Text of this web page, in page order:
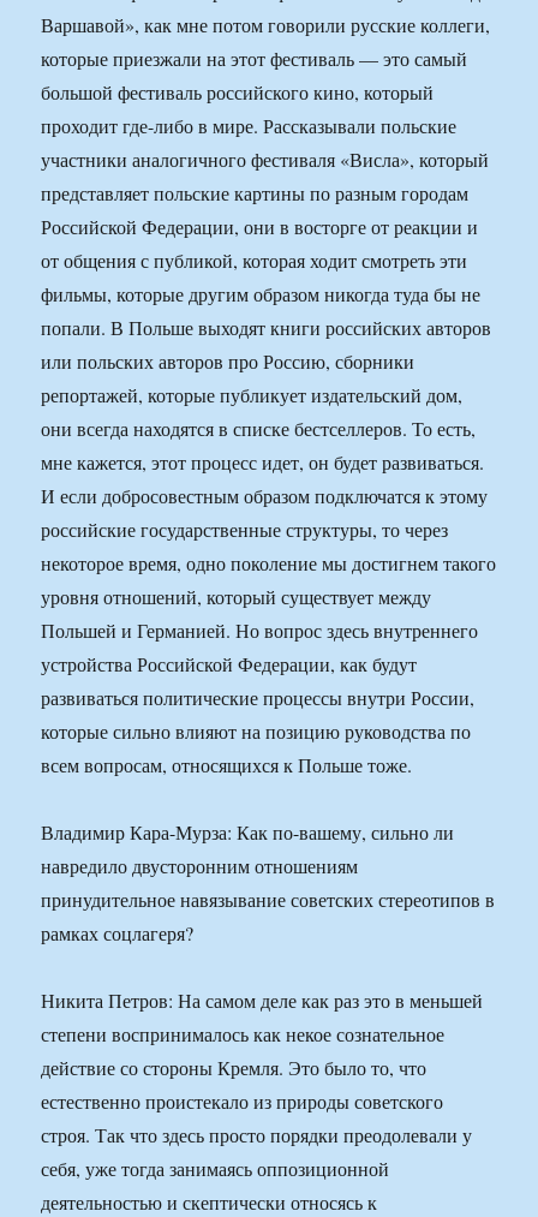
Варшавой», как мне потом говорили русские коллеги,
которые приезжали на этот фестиваль — это самый
большой фестиваль российского кино, который
проходит где-либо в мире. Рассказывали польские
участники аналогичного фестиваля «Висла», который
представляет польские картины по разным городам
Российской Федерации, они в восторге от реакции и
от общения с публикой, которая ходит смотреть эти
фильмы, которые другим образом никогда туда бы не
попали. В Польше выходят книги российских авторов
или польских авторов про Россию, сборники
репортажей, которые публикует издательский дом,
они всегда находятся в списке бестселлеров. То есть,
мне кажется, этот процесс идет, он будет развиваться.
И если добросовестным образом подключатся к этому
российские государственные структуры, то через
некоторое время, одно поколение мы достигнем такого
уровня отношений, который существует между
Польшей и Германией. Но вопрос здесь внутреннего
устройства Российской Федерации, как будут
развиваться политические процессы внутри России,
которые сильно влияют на позицию руководства по
всем вопросам, относящихся к Польше тоже.
Владимир Кара-Мурза: Как по-вашему, сильно ли
навредило двусторонним отношениям
принудительное навязывание советских стереотипов в
рамках соцлагеря?
Никита Петров: На самом деле как раз это в меньшей
степени воспринималось как некое сознательное
действие со стороны Кремля. Это было то, что
естественно проистекало из природы советского
строя. Так что здесь просто порядки преодолевали у
себя, уже тогда занимаясь оппозиционной
деятельностью и скептически относясь к